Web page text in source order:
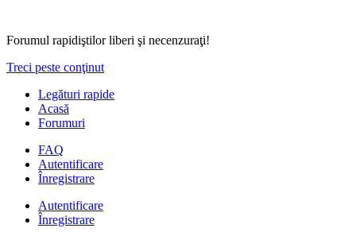
Forumul rapidiştilor liberi şi necenzuraţi!
Treci peste conţinut
Legături rapide
Acasă
Forumuri
FAQ
Autentificare
Înregistrare
Autentificare
Înregistrare